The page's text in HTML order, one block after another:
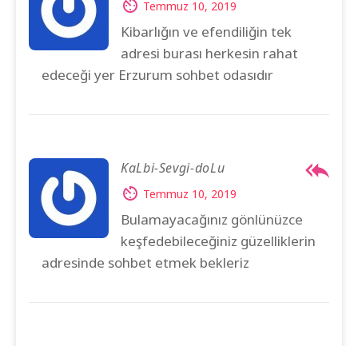
Temmuz 10, 2019
Kibarlığın ve efendiliğin tek
adresi burası herkesin rahat
edeceği yer Erzurum sohbet odasıdır
KaLbi-Sevgi-doLu
Temmuz 10, 2019
Bulamayacağınız gönlünüzce
keşfedebileceğiniz güzelliklerin
adresinde sohbet etmek bekleriz